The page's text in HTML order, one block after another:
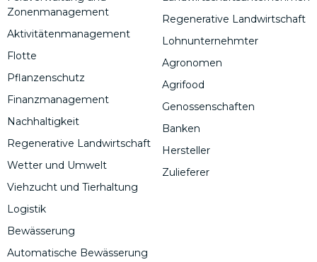
Zonenmanagement
Aktivitätenmanagement
Flotte
Pflanzenschutz
Finanzmanagement
Nachhaltigkeit
Regenerative Landwirtschaft
Wetter und Umwelt
Viehzucht und Tierhaltung
Logistik
Bewässerung
Automatische Bewässerung
Regenerative Landwirtschaft
Lohnunternehmter
Agronomen
Agrifood
Genossenschaften
Banken
Hersteller
Zulieferer